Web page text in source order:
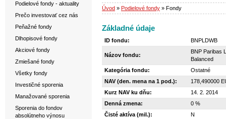
Podielové fondy - aktuality
Prečo investovať cez nás
Peňažné fondy
Dlhopisové fondy
Akciové fondy
Zmiešané fondy
Všetky fondy
Investičné sporenia
Manažované sporenia
Sporenia do fondov
absolútneho výnosu
Úvod » Podielové fondy » Fondy
Základné údaje
ID fondu: BNPLDWB
Názov fondu:
BNP Paribas
Balanced
Kategória fondu:
Ostatné
NAV (den. mena na 1 pod.):
178,490000
Kurz NAV ku dňu:
14. 2. 2014
Denná zmena:
0 %
Čisté aktíva (mil.):
N